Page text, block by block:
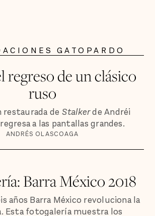
GATOPARDO
regreso de un clásico
ruso
restaurada de Stalkerde Andréi
a las pantallas grandes.
ANDRÉS OLASCOAGA
Barra México 2018
años Barra México revoluciona la
Esta fotogalería muestra los